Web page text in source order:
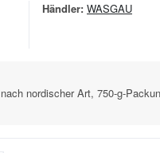
Händler: WASGAU
nach nordischer Art, 750-g-